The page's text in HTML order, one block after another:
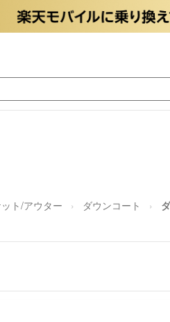
ト/アウター ダウンコート